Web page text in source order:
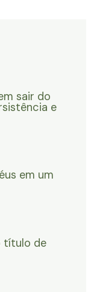
sair do
e
em um
título de